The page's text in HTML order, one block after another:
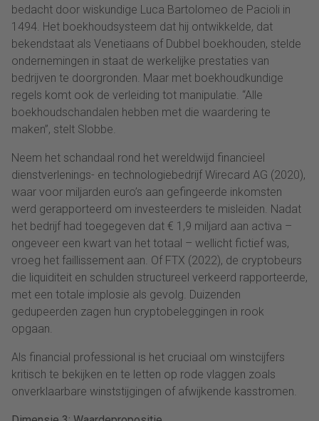
bedacht door wiskundige Luca Bartolomeo de Pacioli in
1494. Het boekhoudsysteem dat hij ontwikkelde, dat
bekendstaat als Venetiaans of Dubbel boekhouden, stelde
ondernemingen in staat de werkelijke prestaties van
bedrijven te doorgronden. Maar met boekhoudkundige
regels komt ook de verleiding tot manipulatie. “Alle
boekhoudschandalen hebben met die waardering te
maken”, stelt Slobbe.
Neem het schandaal rond het wereldwijd financieel
dienstverlenings- en technologiebedrijf Wirecard AG (2020),
waar voor miljarden euro’s aan gefingeerde inkomsten
werd gerapporteerd om investeerders te misleiden. Nadat
het bedrijf had toegegeven dat € 1,9 miljard aan activa –
ongeveer een kwart van het totaal – wellicht fictief was,
vroeg het faillissement aan. Of FTX (2022), de cryptobeurs
die liquiditeit en schulden structureel verkeerd rapporteerde,
met een totale implosie als gevolg. Duizenden
gedupeerden zagen hun cryptobeleggingen in rook
opgaan.
Als financial professional is het cruciaal om winstcijfers
kritisch te bekijken en te letten op rode vlaggen zoals
onverklaarbare winststijgingen of afwijkende kasstromen.